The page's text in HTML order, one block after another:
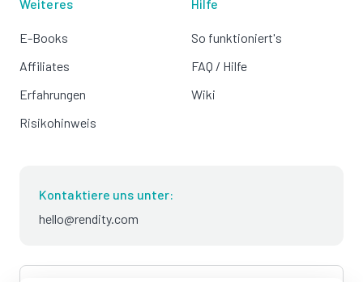
Weiteres
E-Books
Affiliates
Erfahrungen
Risikohinweis
Hilfe
So funktioniert's
FAQ / Hilfe
Wiki
Kontaktiere uns unter:
hello@rendity.com
language